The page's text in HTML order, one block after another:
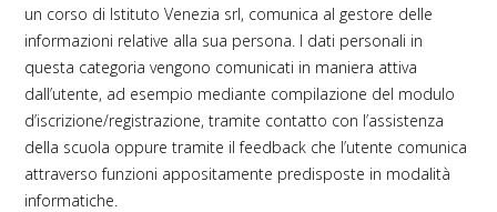
un corso di Istituto Venezia srl, comunica al gestore delle
informazioni relative alla sua persona. I dati personali in
questa categoria vengono comunicati in maniera attiva
dall’utente, ad esempio mediante compilazione del modulo
d’iscrizione/registrazione, tramite contatto con l’assistenza
della scuola oppure tramite il feedback che l’utente comunica
attraverso funzioni appositamente predisposte in modalità
informatiche.